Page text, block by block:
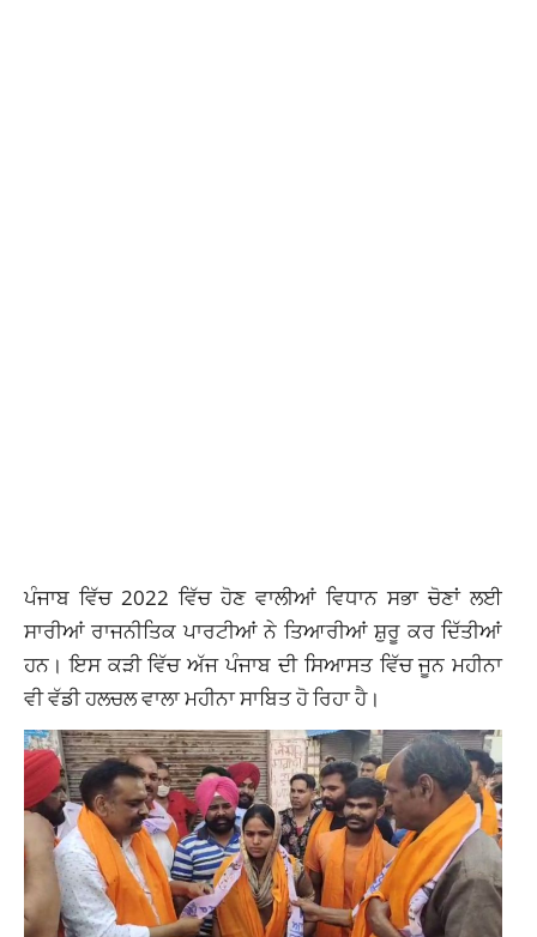
ਪੰਜਾਬ ਵਿੱਚ 2022 ਵਿੱਚ ਹੋਣ ਵਾਲੀਆਂ ਵਿਧਾਨ ਸਭਾ ਚੋਣਾਂ ਲਈ
ਸਾਰੀਆਂ ਰਾਜਨੀਤਿਕ ਪਾਰਟੀਆਂ ਨੇ ਤਿਆਰੀਆਂ ਸ਼ੁਰੂ ਕਰ ਦਿੱਤੀਆਂ
ਹਨ। ਇਸ ਕੜੀ ਵਿੱਚ ਅੱਜ ਪੰਜਾਬ ਦੀ ਸਿਆਸਤ ਵਿੱਚ ਜੂਨ ਮਹੀਨਾ
ਵੀ ਵੱਡੀ ਹਲਚਲ ਵਾਲਾ ਮਹੀਨਾ ਸਾਬਿਤ ਹੋ ਰਿਹਾ ਹੈ।